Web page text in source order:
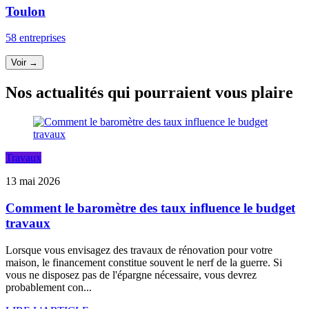
Toulon
58 entreprises
Voir →
Nos actualités qui pourraient vous plaire
Travaux
13 mai 2026
Comment le baromètre des taux influence le budget
travaux
Lorsque vous envisagez des travaux de rénovation pour votre
maison, le financement constitue souvent le nerf de la guerre. Si
vous ne disposez pas de l'épargne nécessaire, vous devrez
probablement con...